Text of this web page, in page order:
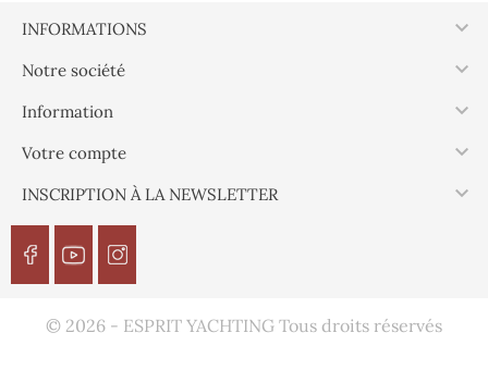
INFORMATIONS 
Notre société 
Information 
Votre compte 
INSCRIPTION À LA NEWSLETTER 
© 2026 - ESPRIT YACHTING Tous droits réservés